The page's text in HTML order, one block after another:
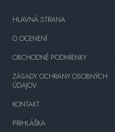
HLAVNÁ STRANA
O OCENENÍ
OBCHODNÉ PODMIENKY
ZÁSADY OCHRANY OSOBNÝCH
ÚDAJOV
KONTAKT
PRIHLÁŠKA